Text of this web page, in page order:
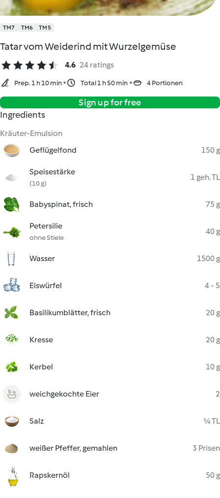
TM7 TM6 TM5
Tatar vom Weiderind mit Wurzelgemüse
4.6 24 ratings
Prep. 1 h 10 min Total 1 h 50 min 4 Portionen
Sign up for free
Ingredients
Kräuter-Emulsion
Geflügelfond
150 g
Speisestärke
(10 g)
1 geh. TL
Babyspinat, frisch 75 g
Petersilie
ohne Stiele
40 g
Wasser 1500 g
Eiswürfel 4 - 5
Basilikumblätter, frisch 20 g
Kresse 20 g
Kerbel 10 g
weichgekochte Eier 2
Salz ¼ TL
weißer Pfeffer, gemahlen 3 Prisen
Rapskernöl 50 g